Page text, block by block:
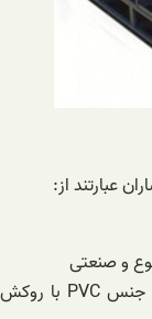
عبارتند از:
و صنعتی
مجهز به المان های خنک کننده (پکینگ) از جنس PVC با روکش